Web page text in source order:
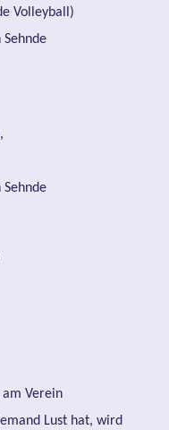
Volleyball)
Verein
Lust hat, wird